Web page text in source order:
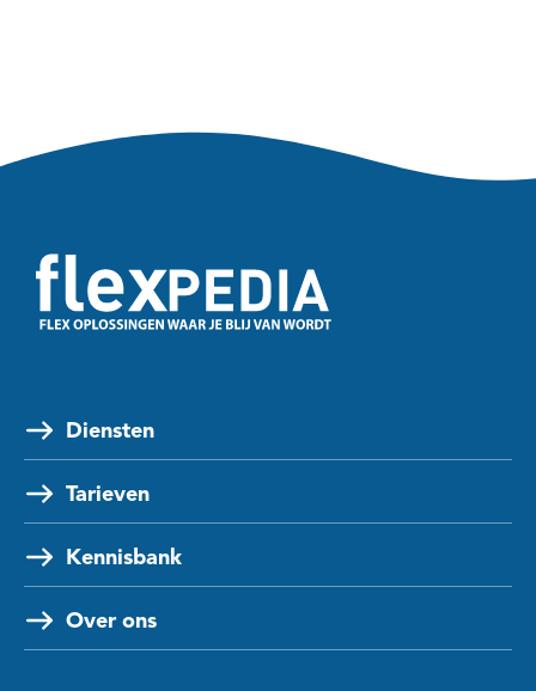
Diensten
Tarieven
Kennisbank
Over ons